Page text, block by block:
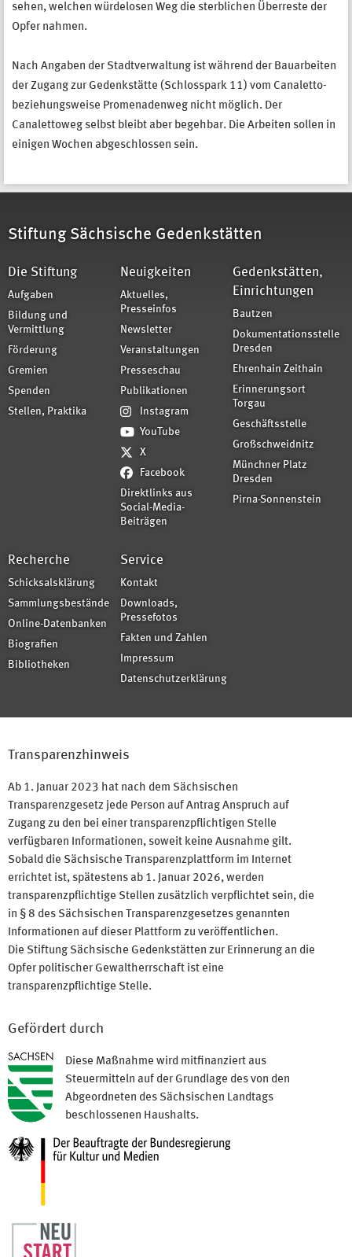
sehen, welchen würdelosen Weg die sterblichen Überreste der
Opfer nahmen.
Nach Angaben der Stadtverwaltung ist während der Bauarbeiten
der Zugang zur Gedenkstätte (Schlosspark 11) vom Canaletto-
beziehungsweise Promenadenweg nicht möglich. Der
Canalettoweg selbst bleibt aber begehbar. Die Arbeiten sollen in
einigen Wochen abgeschlossen sein.
Stiftung Sächsische Gedenkstätten
Die Stiftung
Aufgaben
Bildung und
Vermittlung
Förderung
Gremien
Spenden
Stellen, Praktika
Neuigkeiten
Aktuelles,
Presseinfos
Newsletter
Veranstaltungen
Presseschau
Publikationen
Instagram
YouTube
X
Facebook
Direktlinks aus
Social-Media-
Beiträgen
Gedenkstätten,
Einrichtungen
Bautzen
Dokumentationsstelle
Dresden
Ehrenhain Zeithain
Erinnerungsort
Torgau
Geschäftsstelle
Großschweidnitz
Münchner Platz
Dresden
Pirna-Sonnenstein
Recherche
Schicksalsklärung
Sammlungsbestände
Online-Datenbanken
Biografien
Bibliotheken
Service
Kontakt
Downloads,
Pressefotos
Fakten und Zahlen
Impressum
Datenschutzerklärung
Transparenzhinweis
Ab 1. Januar 2023 hat nach dem Sächsischen
Transparenzgesetz jede Person auf Antrag Anspruch auf
Zugang zu den bei einer transparenzpflichtigen Stelle
verfügbaren Informationen, soweit keine Ausnahme gilt.
Sobald die Sächsische Transparenzplattform im Internet
errichtet ist, spätestens ab 1. Januar 2026, werden
transparenzpflichtige Stellen zusätzlich verpflichtet sein, die
in § 8 des Sächsischen Transparenzgesetzes genannten
Informationen auf dieser Plattform zu veröffentlichen.
Die Stiftung Sächsische Gedenkstätten zur Erinnerung an die
Opfer politischer Gewaltherrschaft ist eine
transparenzpflichtige Stelle.
Gefördert durch
Diese Maßnahme wird mitfinanziert aus
Steuermitteln auf der Grundlage des von den
Abgeordneten des Sächsischen Landtags
beschlossenen Haushalts.